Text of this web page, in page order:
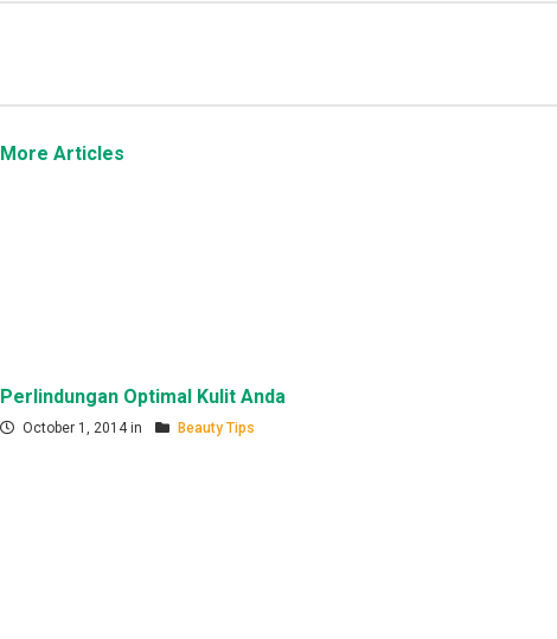
More Articles
Perlindungan Optimal Kulit Anda
October 1, 2014 in Beauty Tips